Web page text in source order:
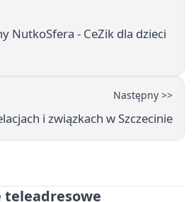
NutkoSfera - CeZik dla dzieci
Następny >>
i związkach w Szczecinie
teleadresowe